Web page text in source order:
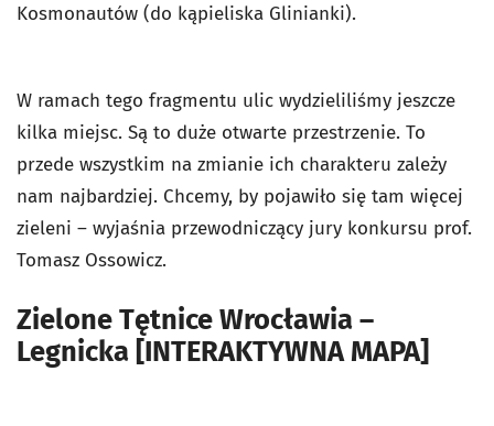
Kosmonautów (do kąpieliska Glinianki).
W ramach tego fragmentu ulic wydzieliliśmy jeszcze
kilka miejsc. Są to duże otwarte przestrzenie. To
przede wszystkim na zmianie ich charakteru zależy
nam najbardziej. Chcemy, by pojawiło się tam więcej
zieleni – wyjaśnia przewodniczący jury konkursu prof.
Tomasz Ossowicz.
Zielone Tętnice Wrocławia –
Legnicka [INTERAKTYWNA MAPA]